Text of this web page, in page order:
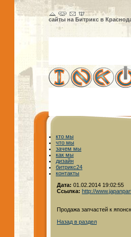
сайты на Битрикс в
кто мы
что мы
зачем мы
как мы
дизайн
битрикс24
контакты
Дата: 01.02.2014 19:02:55
Ссылка: http://
Продажа запчастей к
Назад в раздел